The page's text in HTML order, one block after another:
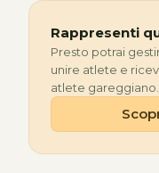
Rappresenti
Presto potrai
unire atlete e
atlete gareggiano.